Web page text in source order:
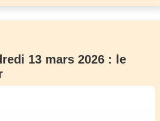
13 mars 2026 : le